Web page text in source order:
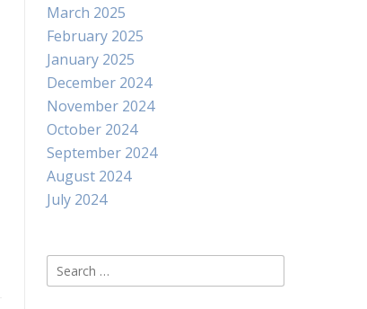
March 2025
February 2025
January 2025
December 2024
November 2024
October 2024
September 2024
August 2024
July 2024
Search
for: